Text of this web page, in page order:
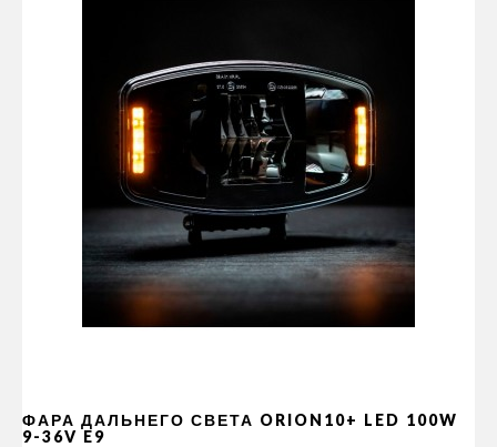
ФАРА ДАЛЬНЕГО СВЕТА ORION10+ LED 100W
9-36V E9